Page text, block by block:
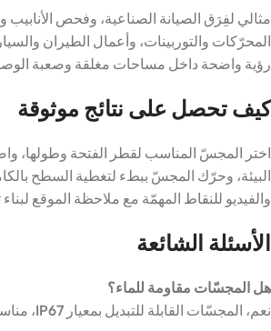
مثالي لفِرَق الصيانة الصناعية، وفحص الأنابيب
المحرّكات والتوربينات، وأعمال الطيران
رؤية واضحة داخل مساحات مغلقة وصعبة
كيف تحصل على نتائج موثوقة
اختر المجسّ المناسب لقطر الفتحة وطولها،
البيئة، وحرّك المجسّ ببطء لتغطية السطح
والفيديو للنقاط المهمّة مع ملاحظة الموقع
الأسئلة الشائعة
هل المجسّات مقاومة للماء؟
نعم، المجسّات القابلة للتبديل بمعيار IP67، مناسبة للبيئات الرطبة.